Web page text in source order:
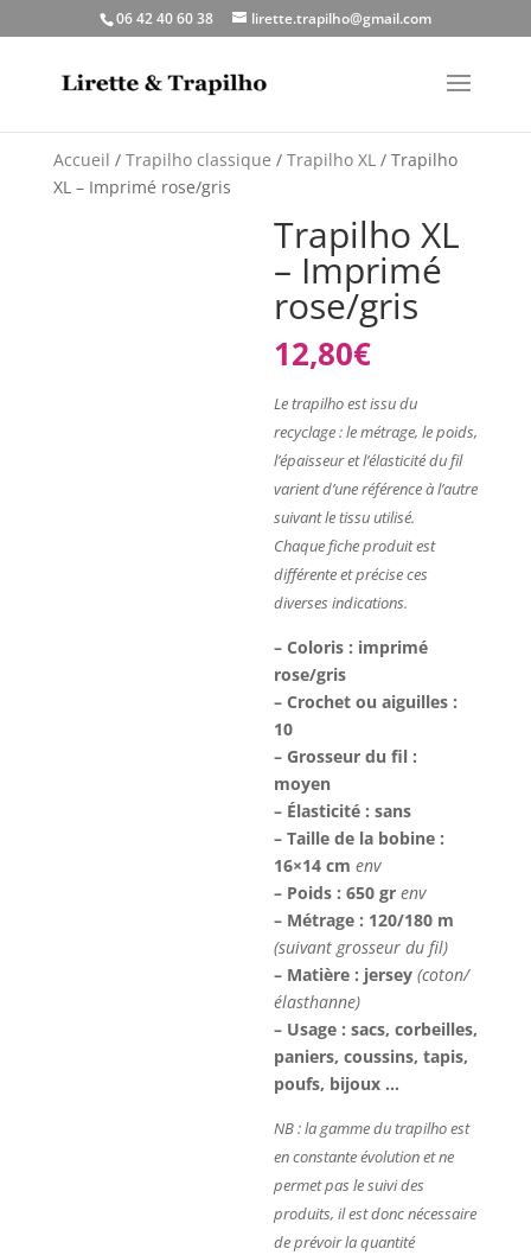
06 42 40 60 38 lirette.trapilho@gmail.com
Accueil / Trapilho classique / Trapilho XL/ Trapilho
XL – Imprimé rose/gris
Trapilho XL
– Imprimé
rose/gris
12,80€
Le trapilho est issu du
recyclage : le métrage, le poids,
l’épaisseur et l’élasticité du fil
varient d’une référence à l’autre
suivant le tissu utilisé.
Chaque fiche produit est
différente et précise ces
diverses indications.
– Coloris : imprimé
rose/gris
– Crochet ou aiguilles :
10
– Grosseur du fil :
moyen
– Élasticité : sans
– Taille de la bobine :
16×14 cmenv
– Poids : 650 grenv
– Métrage : 120/180 m
(suivant grosseur du fil)
– Matière : jersey(coton/
élasthanne)
– Usage : sacs, corbeilles,
paniers, coussins, tapis,
poufs, bijoux …
NB : la gamme du trapilho est
en constante évolution et ne
permet pas le suivi des
produits, il est donc nécessaire
de prévoir la quantité